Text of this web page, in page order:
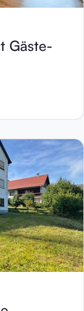
Gäste-